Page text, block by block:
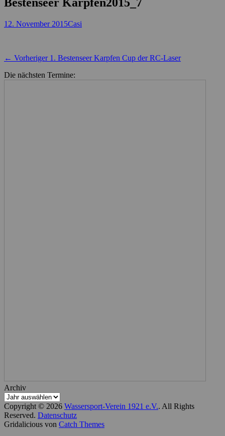
Posted
12. November 2015Autor
Casi
Beitragsnavigation
← Vorheriger Vorheriger
1. Bestenseer Karpfen Cup der RC-Laser
Die nächsten Termine:
Archiv
Copyright © 2026 Wassersport-Verein 1921 e.V.. All Rights
Reserved. Datenschutz
Gridalicious von Catch Themes